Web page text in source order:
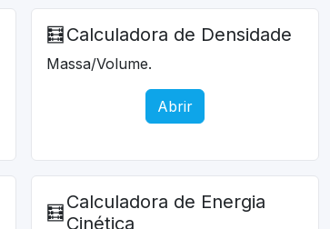
🧮 Calculadora de Densidade
Massa/Volume.
Abrir
🧮 Calculadora de Energia
Cinética